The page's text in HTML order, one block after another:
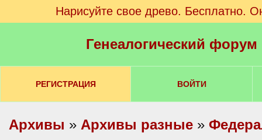
Нарисуйте свое древо. Бесплатно.
Генеалогический
РЕГИСТРАЦИЯ ВОЙТИ
Архивы » Архивы разные »